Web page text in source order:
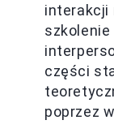
interakcji
części
poprzez